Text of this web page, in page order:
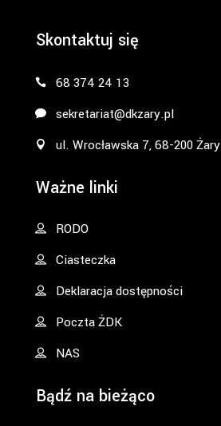
Skontaktuj się
68 374 24 13
sekretariat@dkzary.pl
ul. Wrocławska 7, 68-200 Żary
Ważne linki
RODO
Ciasteczka
Deklaracja dostępności
Poczta ŻDK
NAS
Bądź na bieżąco